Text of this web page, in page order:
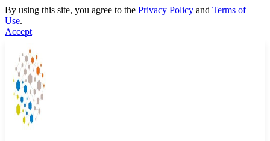
By using this site, you agree to the Privacy Policy and Terms of
Use.
Accept